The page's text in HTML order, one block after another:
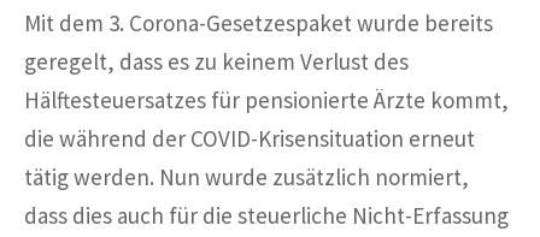
Mit dem 3. Corona-Gesetzespaket wurde bereits
geregelt, dass es zu keinem Verlust des
Hälftesteuersatzes für pensionierte Ärzte kommt,
die während der COVID-Krisensituation erneut
tätig werden. Nun wurde zusätzlich normiert,
dass dies auch für die steuerliche Nicht-Erfassung